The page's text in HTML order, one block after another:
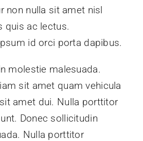
non nulla sit amet nisl
quis ac lectus.
id orci porta dapibus.
molestie malesuada.
sit amet quam vehicula
amet dui. Nulla porttitor
Donec sollicitudin
Nulla porttitor